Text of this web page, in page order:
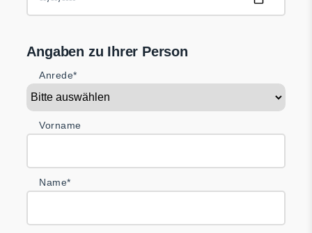
Angaben zu Ihrer Person
Anrede*
Vorname
Name*